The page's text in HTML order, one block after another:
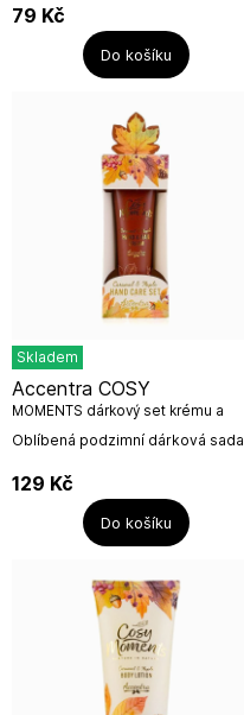
třešňové květy.Objem: 60
mlNeužívat...
79 Kč
Do košíku
Skladem
Oblíbená podzimní dárková sada
karamelu a javoru.Objem: krém:
30mlNázev výrobce: Accentra
Accentra COSY
MOMENTS dárkový set krému a
pilníčku
129 Kč
Do košíku